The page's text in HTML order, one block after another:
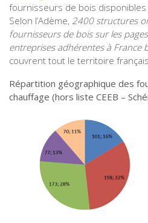
fournisseurs de bois
Selon l’Adème, 2400 structures
fournisseurs de bois sur les
entreprises adhérentes à France
couvrent tout le territoire français.
Répartition géographique des
chauffage (hors liste CEEB –